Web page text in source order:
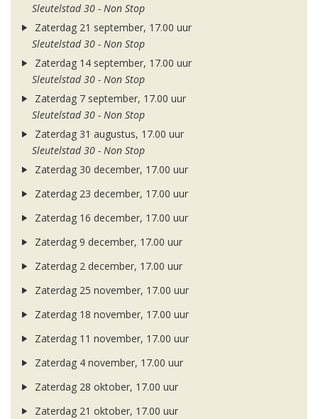
Sleutelstad 30 - Non Stop
Zaterdag 21 september, 17.00 uur
Sleutelstad 30 - Non Stop
Zaterdag 14 september, 17.00 uur
Sleutelstad 30 - Non Stop
Zaterdag 7 september, 17.00 uur
Sleutelstad 30 - Non Stop
Zaterdag 31 augustus, 17.00 uur
Sleutelstad 30 - Non Stop
Zaterdag 30 december, 17.00 uur
Zaterdag 23 december, 17.00 uur
Zaterdag 16 december, 17.00 uur
Zaterdag 9 december, 17.00 uur
Zaterdag 2 december, 17.00 uur
Zaterdag 25 november, 17.00 uur
Zaterdag 18 november, 17.00 uur
Zaterdag 11 november, 17.00 uur
Zaterdag 4 november, 17.00 uur
Zaterdag 28 oktober, 17.00 uur
Zaterdag 21 oktober, 17.00 uur